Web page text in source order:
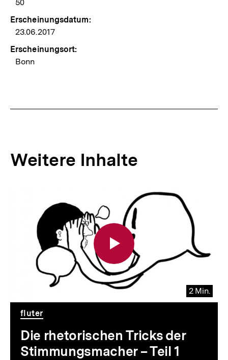
50
Erscheinungsdatum:
23.06.2017
Erscheinungsort:
Bonn
Weitere Inhalte
Inhalte
überspringen
2 Min.
Video
Dauer
2
Min.
fluter
Die rhetorischen Tricks der
Stimmungsmacher – Teil 1